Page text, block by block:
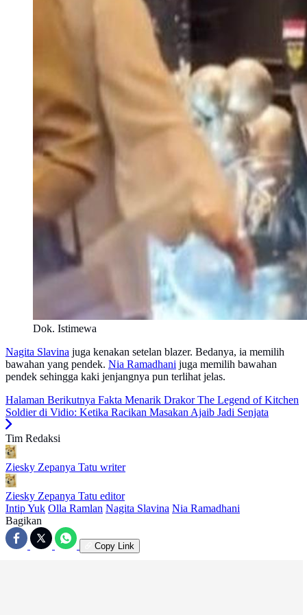
Dok. Istimewa
Nagita Slavina juga kenakan setelan blazer. Bedanya, ia memilih
bawahan yang pendek. Nia Ramadhani juga memilih bawahan
pendek sehingga kaki jenjangnya pun terlihat jelas.
Halaman Berikutnya Fakta Menarik Drakor The Legend of Kitchen
Soldier di Vidio: Ketika Racikan Masakan Ajaib Jadi Senjata
Tim Redaksi
Ziesky Zepanya Tatu writer
Ziesky Zepanya Tatu editor
Intip Yuk Olla Ramlan Nagita Slavina Nia Ramadhani
Bagikan
Copy Link